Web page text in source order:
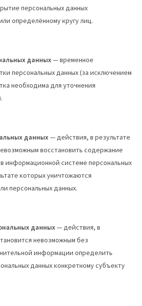
персональных данных
определённому кругу лиц.
данных— временное
персональных данных (за исключением
необходима для уточнения
данных— действия, в результате
восстановить содержание
информационной системе персональных
которых уничтожаются
персональных данных.
данных— действия, в
невозможным без
информации определить
данных конкретному субъекту